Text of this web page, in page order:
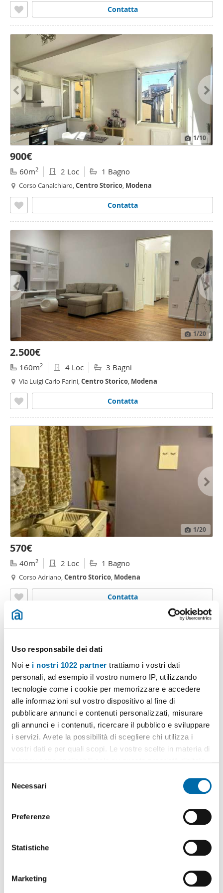
Uso responsabile dei dati
Noi e i nostri 1022 partner trattiamo i vostri dati
personali, ad esempio il vostro numero IP, utilizzando
tecnologie come i cookie per memorizzare e accedere
alle informazioni sul vostro dispositivo al fine di
pubblicare annunci e contenuti personalizzati, misurare
gli annunci e i contenuti, ricercare il pubblico e sviluppare
i servizi. Avete la possibilità di scegliere chi utilizza i
vostri dati e per quali scopi. Le vostre scelte in materia di
modificare o revocare il proprio consenso in qualsiasi
momento dalla Dichiarazione sui cookie o facendo clic
raccogliere informazioni sulla tua posizione
geografica, con un'approssimazione di qualche
Identificare il tuo dispositivo, scansionandolo
Necessari
Preferenze
Statistiche
Marketing
Contatta
1/10
900€
60m2 2 Loc 1 Bagno
Corso Canalchiaro,CentroStorico, Modena
Contatta
1/20
2.500€
160m2 4 Loc 3 Bagni
Via Luigi Carlo Farini,CentroStorico, Modena
Contatta
1/20
570€
40m2 2 Loc 1 Bagno
Corso Adriano,CentroStorico, Modena
Contatta
1/8
920€
Amendola,